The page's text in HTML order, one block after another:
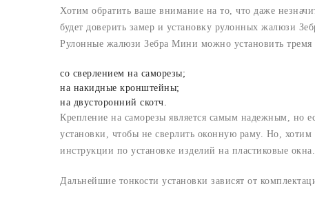
Хотим обратить ваше внимание на то, что даже
будет доверить замер и установку рулонных жалюзи
Рулонные жалюзи Зебра Мини можно установить тремя
со сверлением на саморезы;
на накидные кронштейны;
на двусторонний скотч.
Крепление на саморезы является самым надежным, но
установки, чтобы не сверлить оконную раму. Но,
инструкции по установке изделий на пластиковые окна.
Дальнейшие тонкости установки зависят от